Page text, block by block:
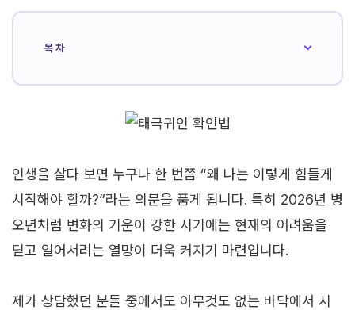
목차
인생을 살다 보면 누구나 한 번쯤 “왜 나는 이렇게 힘들게
시작해야 할까?”라는 의문을 품게 됩니다. 특히 2026년 병
오년처럼 변화의 기운이 강한 시기에는 현재의 어려움을
딛고 일어서려는 열망이 더욱 커지기 마련입니다.
제가 상담했던 분들 중에서도 아무것도 없는 바닥에서 시